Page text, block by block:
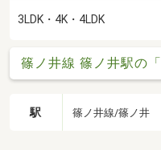
3LDK・4K・4LDK
篠ノ井線 篠ノ井駅の「
駅 篠ノ井線/篠ノ井